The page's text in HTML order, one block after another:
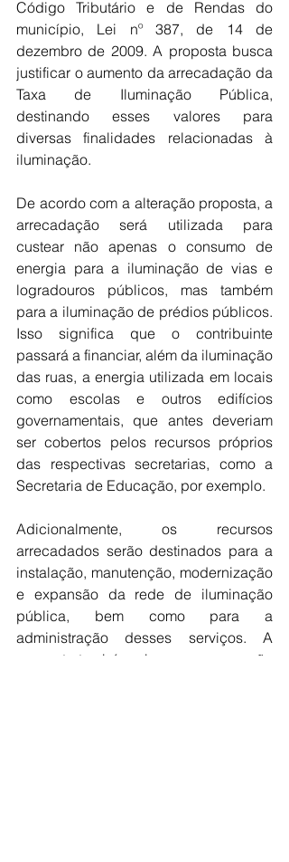
Código Tributário e de Rendas do
município, Lei nº 387, de 14 de
dezembro de 2009. A proposta busca
justificar o aumento da arrecadação da
Taxa de Iluminação Pública,
destinando esses valores para
diversas finalidades relacionadas à
iluminação.
De acordo com a alteração proposta, a
arrecadação será utilizada para
custear não apenas o consumo de
energia para a iluminação de vias e
logradouros públicos, mas também
para a iluminação de prédios públicos.
Isso significa que o contribuinte
passará a financiar, além da iluminação
das ruas, a energia utilizada em locais
como escolas e outros edifícios
governamentais, que antes deveriam
ser cobertos pelos recursos próprios
das respectivas secretarias, como a
Secretaria de Educação, por exemplo.
Adicionalmente, os recursos
arrecadados serão destinados para a
instalação, manutenção, modernização
e expansão da rede de iluminação
pública, bem como para a
administração desses serviços. A
proposta também abrange a expansão